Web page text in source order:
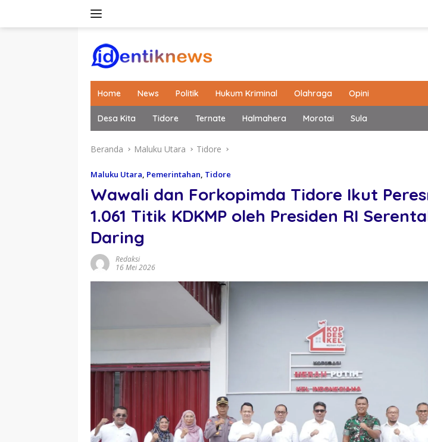
Home News Politik Hukum Kriminal Olahraga Opini
Desa Kita Tidore Ternate Halmahera Morotai Sula
Beranda Maluku Utara Tidore
Maluku Utara, Pemerintahan, Tidore
Wawali dan Forkopimda Tidore Ikut
1.061 Titik KDKMP oleh Presiden RI
Daring
Redaksi
16 Mei 2026